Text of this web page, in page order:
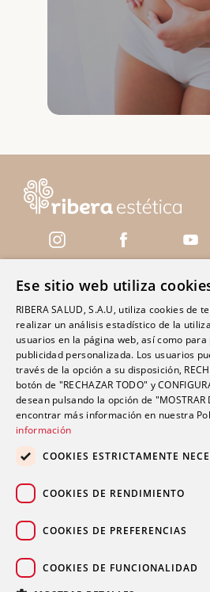
Centros
Clínica Polusa Santo Domingo
Clínica Ribera Ciudad Quesada
Clínica Ribera Cartagena
Clínica Ribera Mestalla
Blog
Contacto
© 2026 Grupo Ribera.
Ese sitio web utiliza
RIBERA SALUD, S.A.U, utiliza cookies de
realizar un análisis estadístico de la
usuarios en la página web, así como
publicidad personalizada. Los usuarios
través de la opción a su disposición,
botón de "RECHAZAR TODO" y
desean pulsando la opción de "MOSTRAR
encontrar más información en nuestra
información
COOKIES ESTRICTAMENTE
COOKIES DE RENDIMIENTO
COOKIES DE PREFERENCIAS
COOKIES DE FUNCIONALIDAD